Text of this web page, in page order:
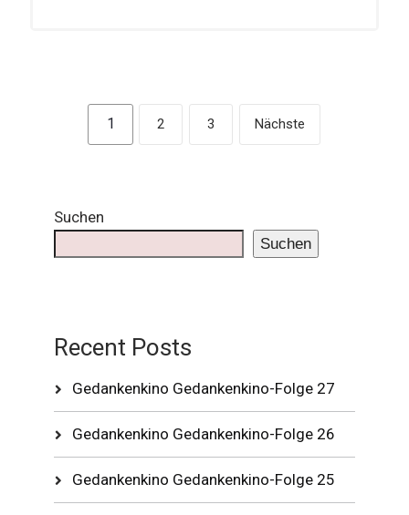
1 2 3 Nächste
Suchen
Suchen
Recent Posts
Gedankenkino Gedankenkino-Folge 27
Gedankenkino Gedankenkino-Folge 26
Gedankenkino Gedankenkino-Folge 25